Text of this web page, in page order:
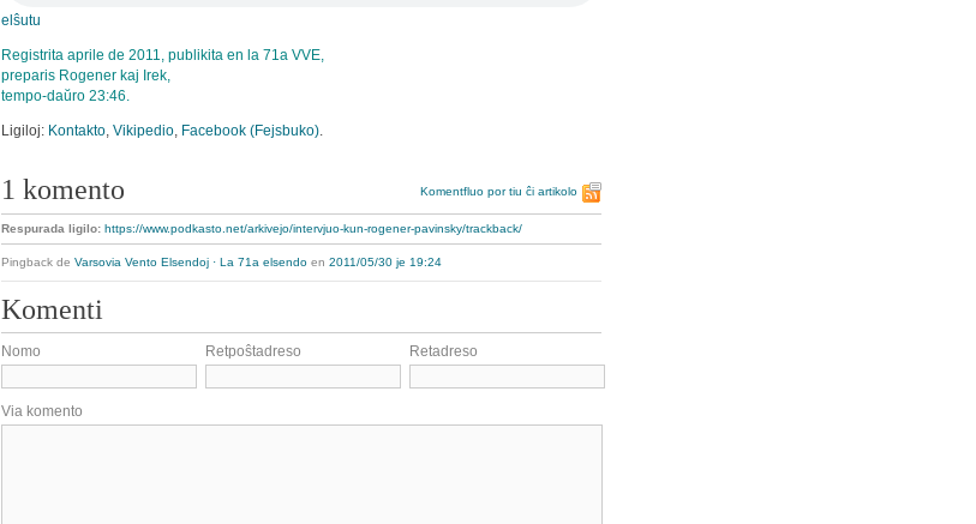
elŝutu
Registrita aprile de 2011, publikita en la 71a VVE,
preparis Rogener kaj Irek,
tempo-daŭro 23:46.
Ligiloj: Kontakto, Vikipedio, Facebook (Fejsbuko).
1 komento Komentfluo por tiu ĉi artikolo
Respurada ligilo: https://www.podkasto.net/arkivejo/intervjuo-kun-rogener-pavinsky/trackback/
Pingback de Varsovia Vento Elsendoj · La 71a elsendo en 2011/05/30 je 19:24
Komenti
Nomo Retpoŝtadreso Retadreso
Via komento